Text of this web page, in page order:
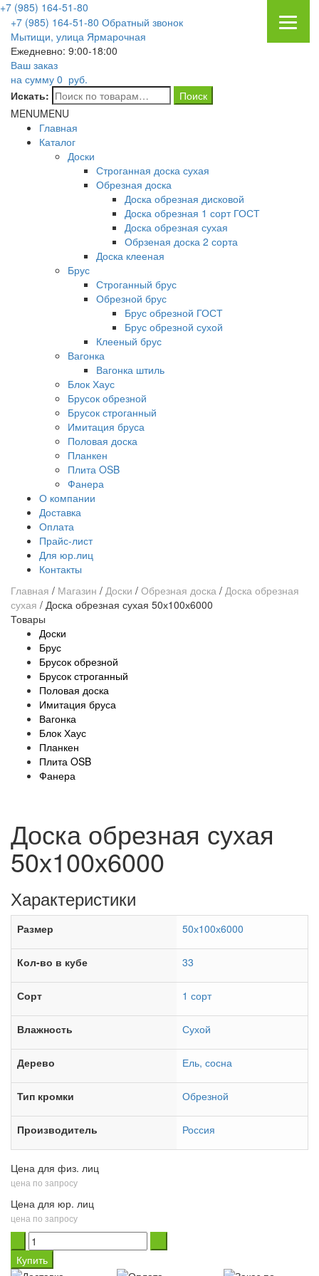
+7 (985) 164-51-80
+7 (985) 164-51-80 Обратный звонок
Мытищи, улица Ярмарочная
Ежедневно: 9:00-18:00
Ваш заказ
на сумму 0 руб.
Искать:
MENUMENU
Главная
Каталог
Доски
Строганная доска сухая
Обрезная доска
Доска обрезная дисковой
Доска обрезная 1 сорт ГОСТ
Доска обрезная сухая
Обрзеная доска 2 сорта
Доска клееная
Брус
Строганный брус
Обрезной брус
Брус обрезной ГОСТ
Брус обрезной сухой
Клееный брус
Вагонка
Вагонка штиль
Блок Хаус
Брусок обрезной
Брусок строганный
Имитация бруса
Половая доска
Планкен
Плита OSB
Фанера
О компании
Доставка
Оплата
Прайс-лист
Для юр.лиц
Контакты
Главная / Магазин / Доски / Обрезная доска / Доска обрезная
сухая / Доска обрезная сухая 50х100х6000
Товары
Доски
Брус
Брусок обрезной
Брусок строганный
Половая доска
Имитация бруса
Вагонка
Блок Хаус
Планкен
Плита OSB
Фанера
Доска обрезная сухая
50х100х6000
Характеристики
Размер 50х100х6000
Кол-во в кубе 33
Сорт 1 сорт
Влажность Сухой
Дерево Ель, сосна
Тип кромки Обрезной
Производитель Россия
Цена для физ. лиц
цена по запросу
Цена для юр. лиц
цена по запросу
Купить